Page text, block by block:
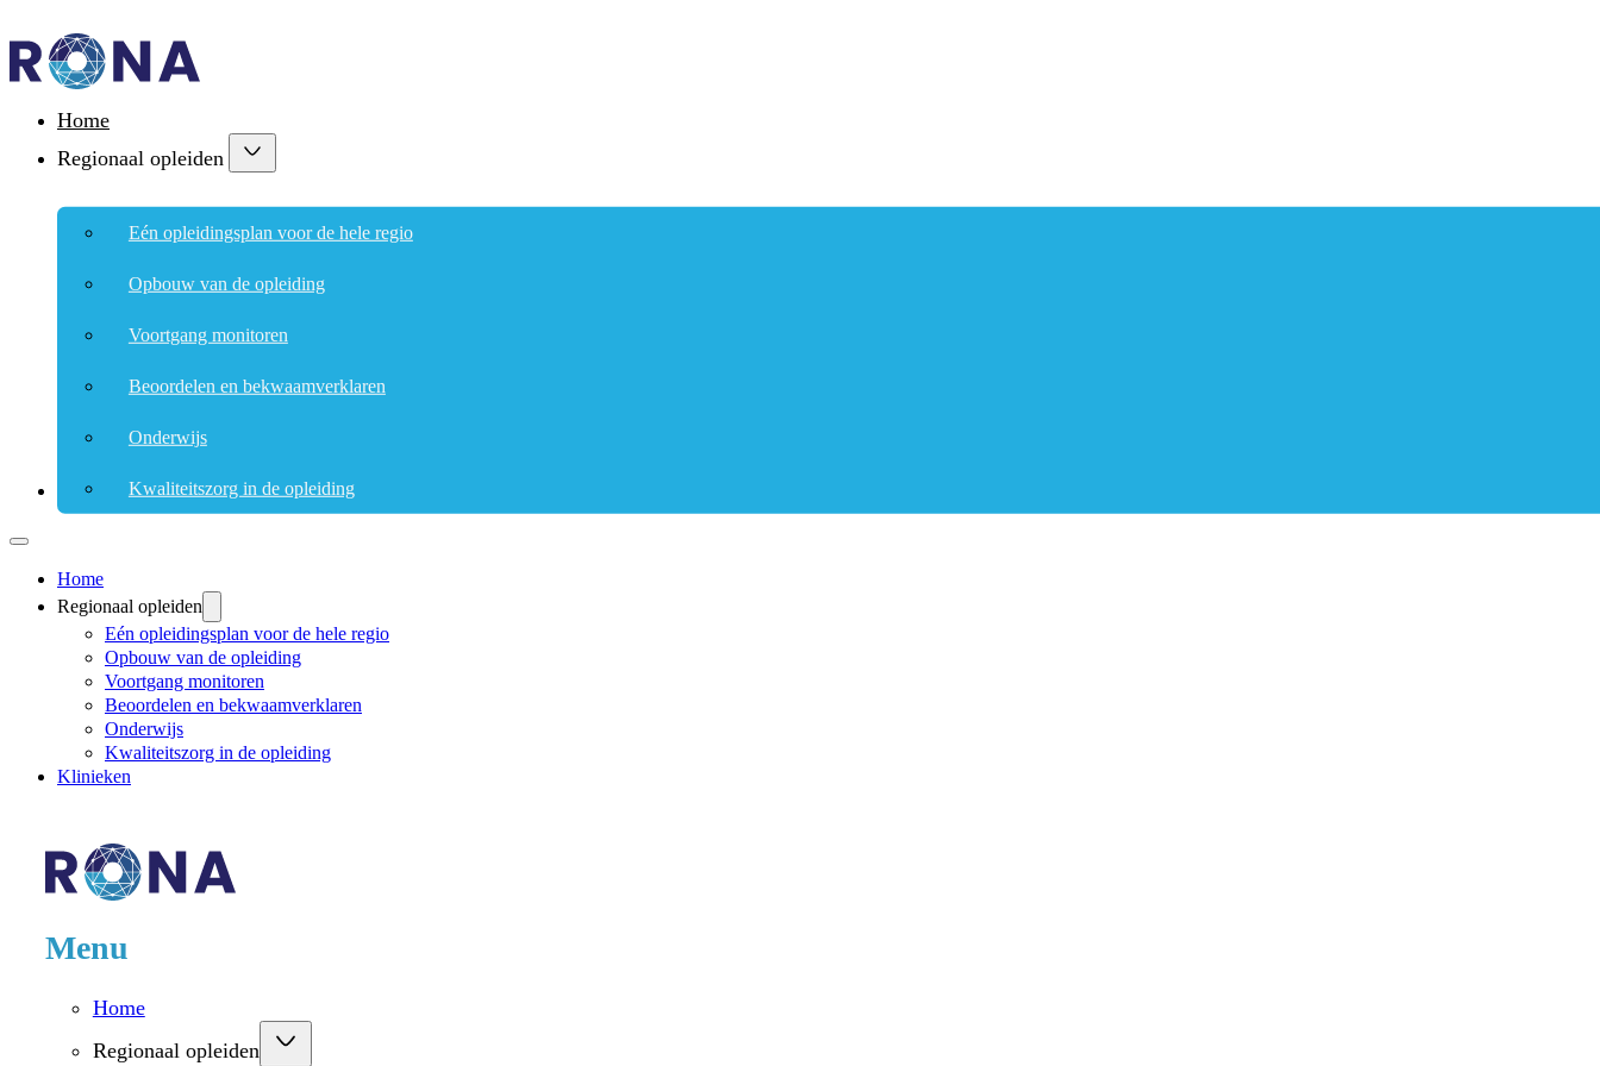
Home
Regionaal opleiden
Eén opleidingsplan voor de hele regio
Opbouw van de opleiding
Voortgang monitoren
Beoordelen en bekwaamverklaren
Onderwijs
Kwaliteitszorg in de opleiding
Klinieken
Home
Regionaal opleiden
Eén opleidingsplan voor de hele regio
Opbouw van de opleiding
Voortgang monitoren
Beoordelen en bekwaamverklaren
Onderwijs
Kwaliteitszorg in de opleiding
Klinieken
Menu
Home
Regionaal opleiden